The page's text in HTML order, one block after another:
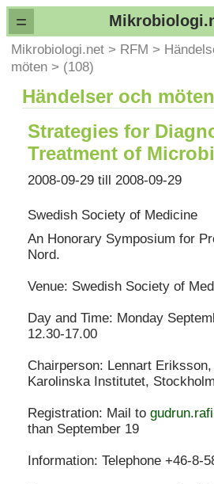
=
Mikrobiologi.net > RFM >
möten > (108)
Händelser och möten
Strategies for
Treatment of
2008-09-29 till 2008-09-29
Swedish Society of Medicine
An Honorary Symposium for
Nord.
Venue: Swedish Society of
Day and Time: Monday
12.30-17.00
Chairperson: Lennart
Karolinska Institutet,
Registration: Mail to
than September 19
Information: Telephone +46-8-